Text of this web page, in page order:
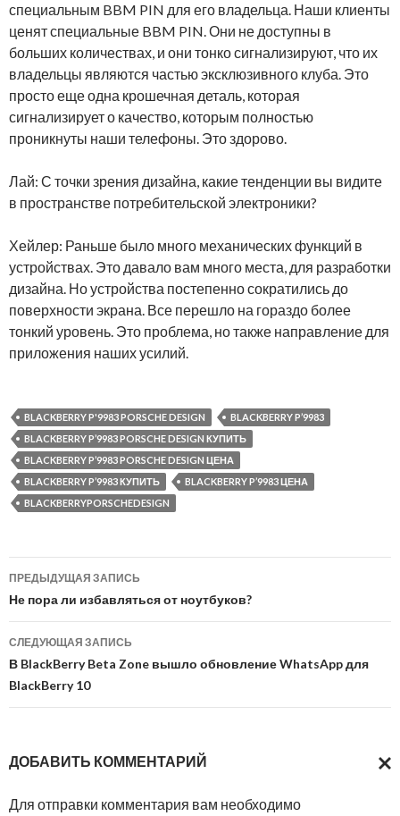
специальным BBM PIN для его владельца. Наши клиенты
ценят специальные BBM PIN. Они не доступны в
больших количествах, и они тонко сигнализируют, что их
владельцы являются частью эксклюзивного клуба. Это
просто еще одна крошечная деталь, которая
сигнализирует о качество, которым полностью
проникнуты наши телефоны. Это здорово.
Лай: С точки зрения дизайна, какие тенденции вы видите
в пространстве потребительской электроники?
Хейлер: Раньше было много механических функций в
устройствах. Это давало вам много места, для разработки
дизайна. Но устройства постепенно сократились до
поверхности экрана. Все перешло на гораздо более
тонкий уровень. Это проблема, но также направление для
приложения наших усилий.
BLACKBERRY P'9983 PORSCHE DESIGN
BLACKBERRY P’9983
BLACKBERRY P’9983 PORSCHE DESIGN КУПИТЬ
BLACKBERRY P’9983 PORSCHE DESIGN ЦЕНА
BLACKBERRY P’9983 КУПИТЬ
BLACKBERRY P’9983 ЦЕНА
BLACKBERRYPORSCHEDESIGN
Навигация
по
записям
ПРЕДЫДУЩАЯ ЗАПИСЬ
Не пора ли избавляться от ноутбуков?
СЛЕДУЮЩАЯ ЗАПИСЬ
В BlackBerry Beta Zone вышло обновление WhatsApp для
BlackBerry 10
ДОБАВИТЬ КОММЕНТАРИЙ
Для отправки комментария вам необходимо